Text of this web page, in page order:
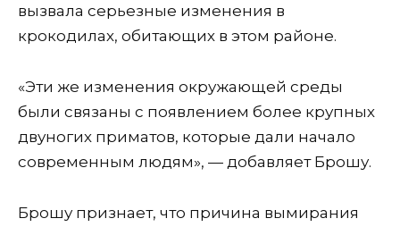
вызвала серьезные изменения в
крокодилах, обитающих в этом районе.
«Эти же изменения окружающей среды
были связаны с появлением более крупных
двуногих приматов, которые дали начало
современным людям», — добавляет Брошу.
Брошу признает, что причина вымирания